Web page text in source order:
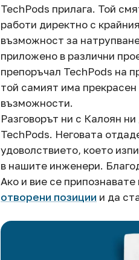
TechPods прилага. Той
работи директно с
възможност за
приложено в различни
препоръчал TechPods на
той самият има
възможности.
Разговорът ни с Калоян
TechPods. Неговата
удоволствието, което
в нашите инженери.
Ако и вие се
отворени позиции и да